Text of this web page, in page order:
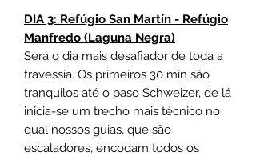
DIA 3: Refúgio San Martín - Refúgio
Manfredo (Laguna Negra)
Será o dia mais desafiador de toda a
travessia. Os primeiros 30 min são
tranquilos até o paso Schweizer, de lá
inicia-se um trecho mais técnico no
qual nossos guias, que são
escaladores, encodam todos os